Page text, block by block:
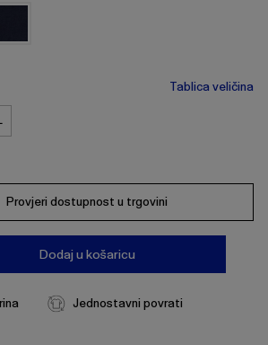
Tablica veličina
Provjeri dostupnost u trgovini
Dodaj u košaricu
Jednostavni povrati